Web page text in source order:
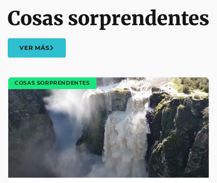
Cosas sorprendentes
VER MÁS
COSAS SORPRENDENTES